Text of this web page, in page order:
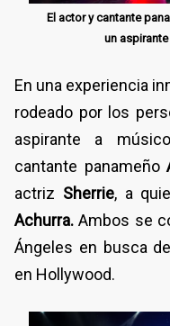
El actor y cantante
un
En una experiencia
rodeado por los
aspirante a
cantante panameño
actriz Sherrie, a
Achurra.Ambos se
Ángeles en busca
en Hollywood.